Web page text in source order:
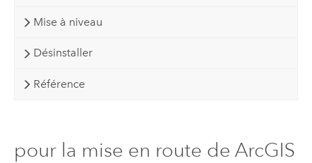
Mise à niveau
Désinstaller
Référence
pour la mise en route de ArcGIS